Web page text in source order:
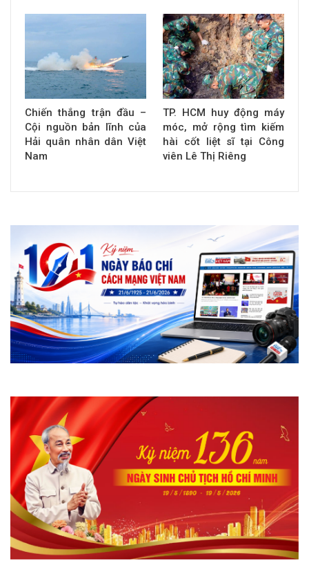
Chiến thắng trận đầu –
Cội nguồn bản lĩnh của
Hải quân nhân dân Việt
Nam
TP. HCM huy động máy
móc, mở rộng tìm kiếm
hài cốt liệt sĩ tại Công
viên Lê Thị Riêng